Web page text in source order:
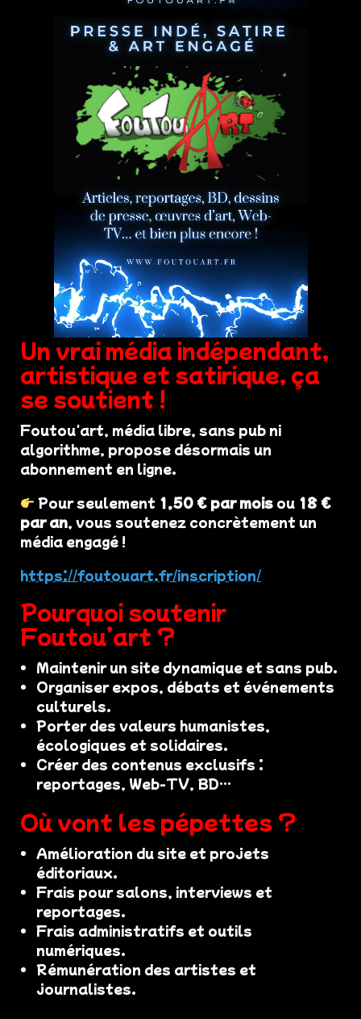
Un vrai média indépendant,
artistique et satirique, ça
se soutient !
Foutou'art, média libre, sans pub ni
algorithme, propose désormais un
abonnement en ligne.
Pour seulement 1,50 € par mois ou 18 €
par an, vous soutenez concrètement un
média engagé !
https://foutouart.fr/inscription/
Pourquoi soutenir
Foutou’art ?
Maintenir un site dynamique et sans pub.
Organiser expos, débats et événements
culturels.
Porter des valeurs humanistes,
écologiques et solidaires.
Créer des contenus exclusifs :
reportages, Web-TV, BD…
Où vont les pépettes ?
Amélioration du site et projets
éditoriaux.
Frais pour salons, interviews et
reportages.
Frais administratifs et outils
numériques.
Rémunération des artistes et
journalistes.